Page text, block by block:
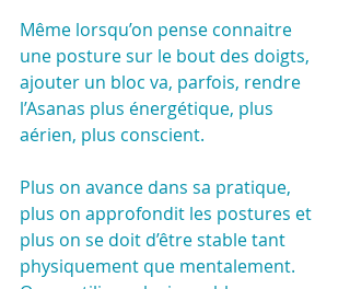
Même lorsqu’on pense connaitre
une posture sur le bout des doigts,
ajouter un bloc va, parfois, rendre
l’Asanas plus énergétique, plus
aérien, plus conscient.
Plus on avance dans sa pratique,
plus on approfondit les postures et
plus on se doit d’être stable tant
physiquement que mentalement.